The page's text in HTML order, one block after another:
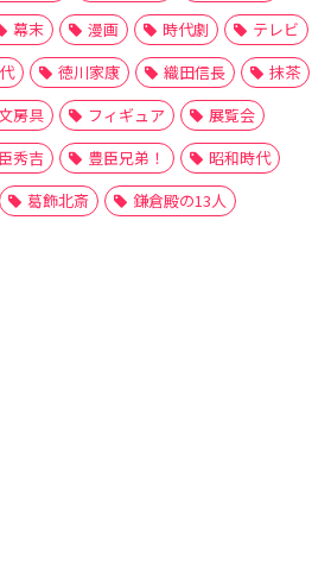
幕末 漫画 時代劇
テレビ
徳川家康 織田信長
抹茶
房具 フィギュア
展覧会
秀吉 豊臣兄弟！
昭和時代
葛飾北斎 鎌倉殿の13人